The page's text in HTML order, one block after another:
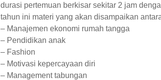
durasi pertemuan berkisar sekitar 2 jam
tahun ini materi yang akan disampaikan
– Manajemen ekonomi rumah tangga
– Pendidikan anak
– Fashion
– Motivasi kepercayaan diri
– Management tabungan